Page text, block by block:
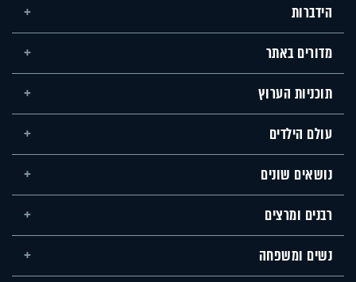
הידברות
מדורים באתר
תוכניות הערוץ
עולם הילדים
נושאים שונים
רבנים ומרצים
נשים ומשפחה